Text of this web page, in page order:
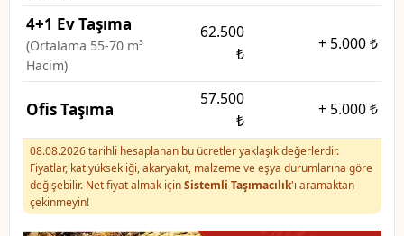
4+1 Ev Taşıma
(Ortalama 55-70 m³
Hacim)
62.500
₺
+ 5.000 ₺
Ofis Taşıma
57.500
₺
+ 5.000 ₺
08.08.2026 tarihli hesaplanan bu ücretler yaklaşık değerlerdir.
Fiyatlar, kat yüksekliği, akaryakıt, malzeme ve eşya durumlarına göre
değişebilir. Net fiyat almak içinSistemli Taşımacılık'ı aramaktan
çekinmeyin!